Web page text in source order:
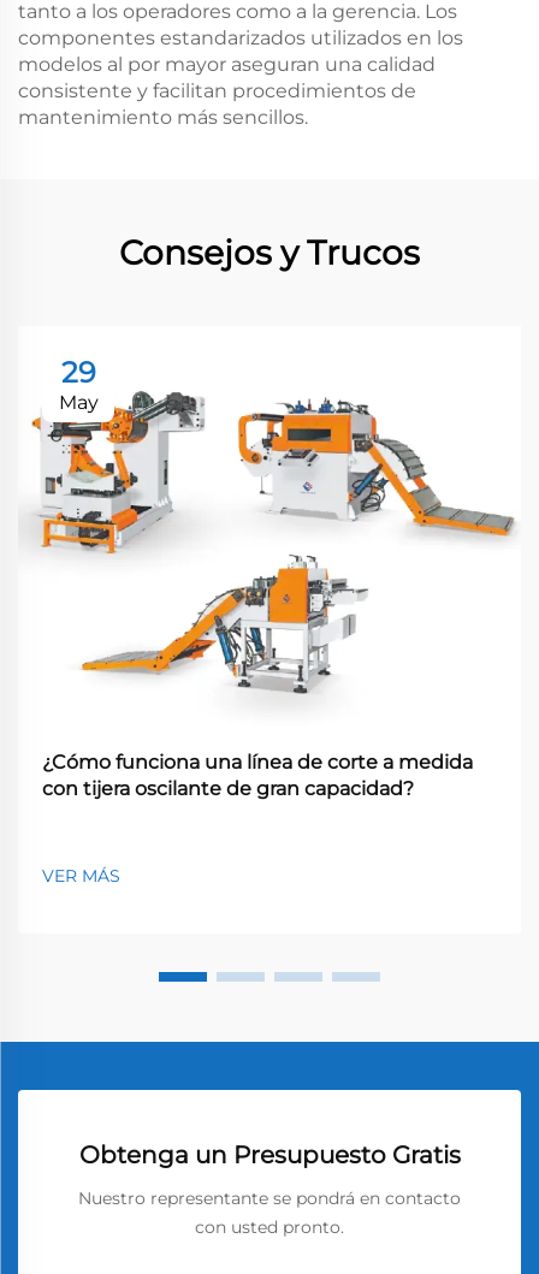
tanto a los operadores como a la gerencia. Los
componentes estandarizados utilizados en los
modelos al por mayor aseguran una calidad
consistente y facilitan procedimientos de
mantenimiento más sencillos.
Consejos y Trucos
29
May
¿Cómo funciona una línea de corte a medida
con tijera oscilante de gran capacidad?
VER MÁS
Obtenga un Presupuesto Gratis
Nuestro representante se pondrá en contacto
con usted pronto.